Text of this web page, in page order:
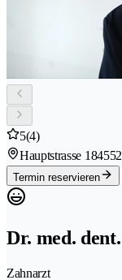
5(4)
Hauptstrasse 18
Termin reservieren
Dr. med.
Zahnarzt